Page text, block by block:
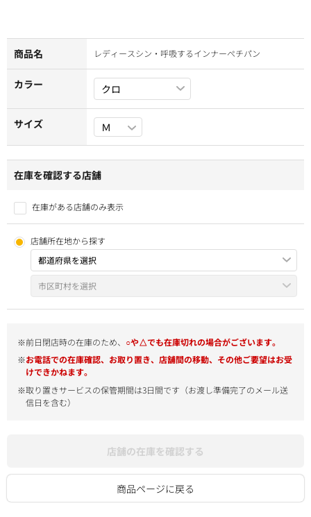
商品名 レディースシン・呼吸するインナーぺチパン
カラー
サイズ
在庫を確認する店舗
在庫がある店舗のみ表示
店舗所在地から探す
※前日閉店時の在庫のため、 ○や△でも在庫切れの場合がございます。
※お電話での在庫確認、お取り置き、店舗間の移動、その他ご要望はお受
けできかねます。
※取り置きサービスの保管期間は3日間です（お渡し準備完了のメール送
信日を含む）
店舗の在庫を確認する
商品ページに戻る